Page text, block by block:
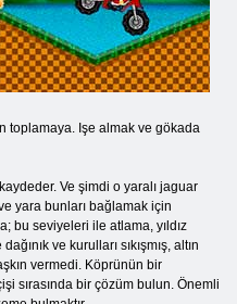
toplamaya. Işe almak ve gökada
Ve şimdi o yaralı jaguar
yara bunları bağlamak için
bu seviyeleri ile atlama, yıldız
ve kurulları sıkışmış, altın
vermedi. Köprünün bir
sırasında bir çözüm bulun. Önemli